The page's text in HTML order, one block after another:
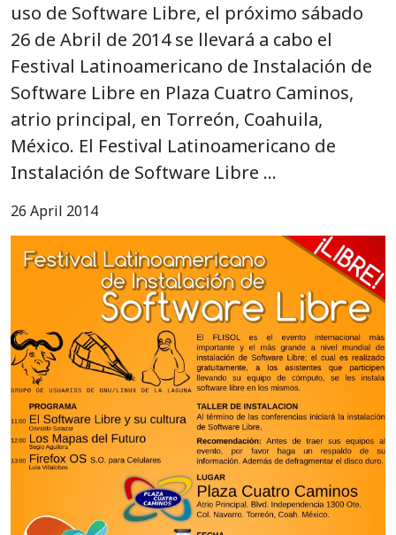
uso de Software Libre, el próximo sábado
26 de Abril de 2014 se llevará a cabo el
Festival Latinoamericano de Instalación de
Software Libre en Plaza Cuatro Caminos,
atrio principal, en Torreón, Coahuila,
México. El Festival Latinoamericano de
Instalación de Software Libre …
26 April 2014